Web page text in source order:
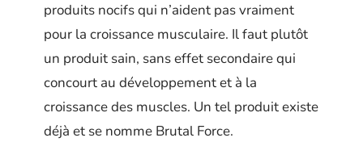
produits nocifs qui n’aident pas vraiment
pour la croissance musculaire. Il faut plutôt
un produit sain, sans effet secondaire qui
concourt au développement et à la
croissance des muscles. Un tel produit existe
déjà et se nomme Brutal Force.